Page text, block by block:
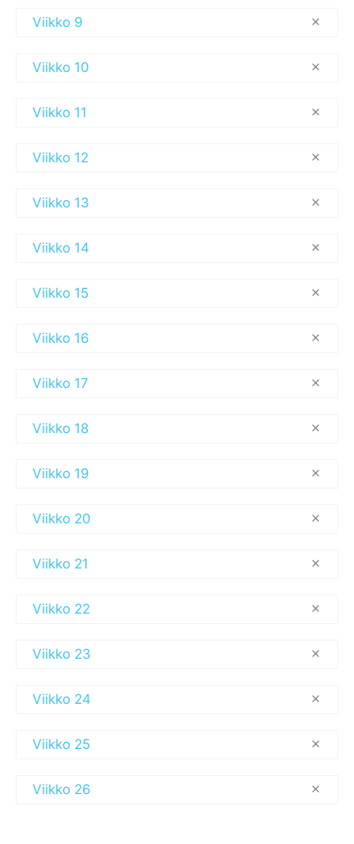
Viikko 9
Viikko 10
Viikko 11
Viikko 12
Viikko 13
Viikko 14
Viikko 15
Viikko 16
Viikko 17
Viikko 18
Viikko 19
Viikko 20
Viikko 21
Viikko 22
Viikko 23
Viikko 24
Viikko 25
Viikko 26